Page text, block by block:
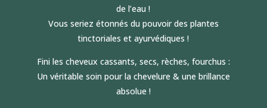
de l’eau !
Vous seriez étonnés du pouvoir des plantes
tinctoriales et ayurvédiques !
Fini les cheveux cassants, secs, rèches, fourchus :
Un véritable soin pour la chevelure & une brillance
absolue !